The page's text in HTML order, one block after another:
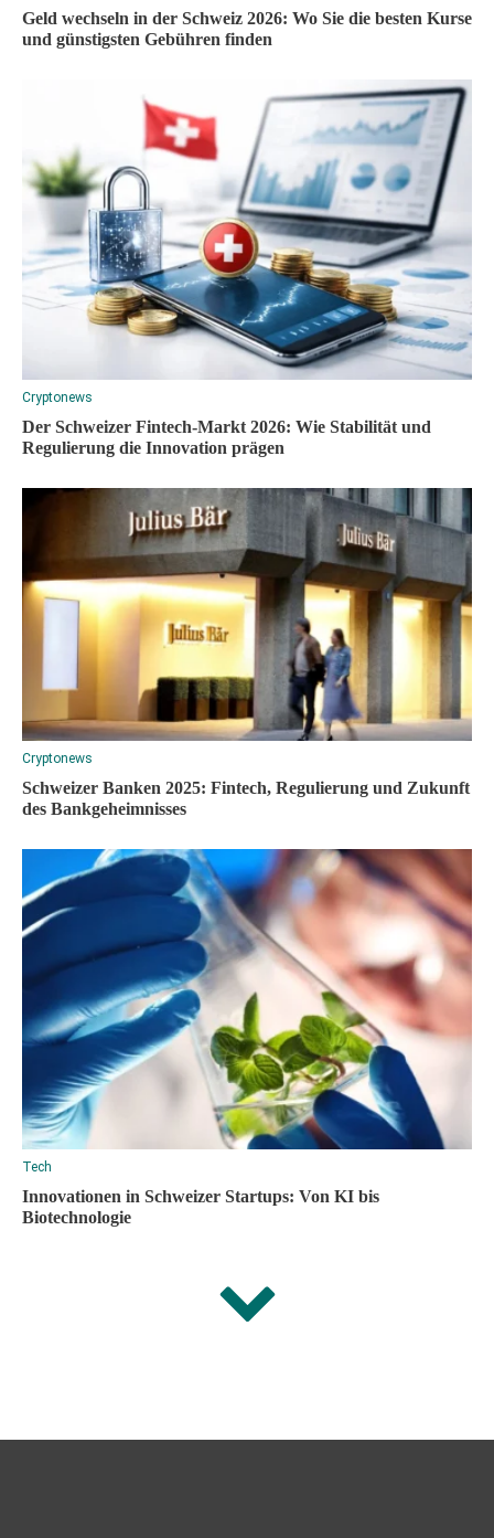
Geld wechseln in der Schweiz 2026: Wo Sie die besten Kurse
und günstigsten Gebühren finden
Cryptonews
Der Schweizer Fintech-Markt 2026: Wie Stabilität und
Regulierung die Innovation prägen
Cryptonews
Schweizer Banken 2025: Fintech, Regulierung und Zukunft
des Bankgeheimnisses
Tech
Innovationen in Schweizer Startups: Von KI bis
Biotechnologie